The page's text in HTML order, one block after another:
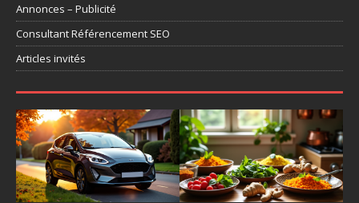
Annonces – Publicité
Consultant Référencement SEO
Articles invités